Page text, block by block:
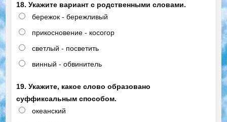
18. Укажите вариант с родственными словами.
бережок - бережливый
прикосновение - косогор
светлый - посветить
винный - обвинитель
19. Укажите, какое слово образовано
суффиксальным способом.
океанский